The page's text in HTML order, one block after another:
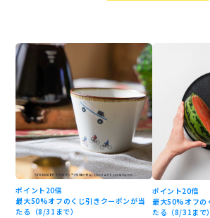
ポイント20倍
最大50%オフのくじ引きクーポンが当
たる（8/31まで）
ポイント20倍
最大50%オフの
たる（8/31まで）